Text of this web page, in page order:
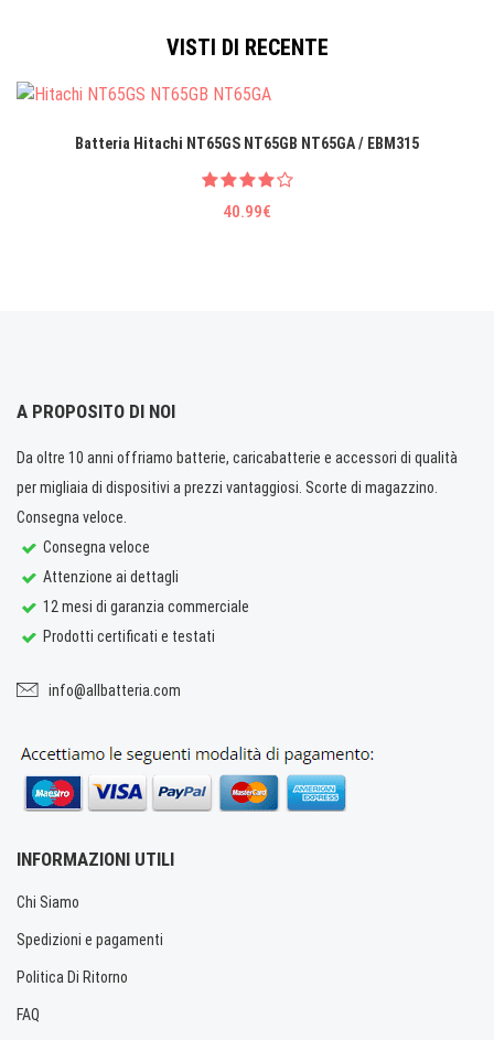
VISTI DI RECENTE
Batteria Hitachi NT65GS NT65GB NT65GA / EBM315
40.99€
A PROPOSITO DI NOI
Da oltre 10 anni offriamo batterie, caricabatterie e accessori di qualità
per migliaia di dispositivi a prezzi vantaggiosi. Scorte di magazzino.
Consegna veloce.
Consegna veloce
Attenzione ai dettagli
12 mesi di garanzia commerciale
Prodotti certificati e testati
info@allbatteria.com
INFORMAZIONI UTILI
Chi Siamo
Spedizioni e pagamenti
Politica Di Ritorno
FAQ